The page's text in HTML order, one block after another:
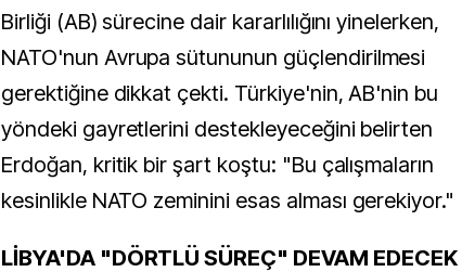
Birliği (AB) sürecine dair kararlılığını yinelerken,
NATO'nun Avrupa sütununun güçlendirilmesi
gerektiğine dikkat çekti. Türkiye'nin, AB'nin bu
yöndeki gayretlerini destekleyeceğini belirten
Erdoğan, kritik bir şart koştu: "Bu çalışmaların
kesinlikle NATO zeminini esas alması gerekiyor."
LİBYA'DA "DÖRTLÜ SÜREÇ" DEVAM EDECEK